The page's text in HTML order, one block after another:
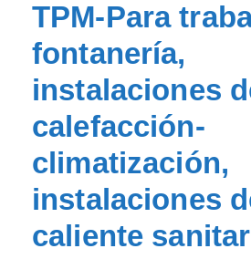
TPM-Para
fontanería,
instalaciones
calefacción-
climatización,
instalaciones
caliente